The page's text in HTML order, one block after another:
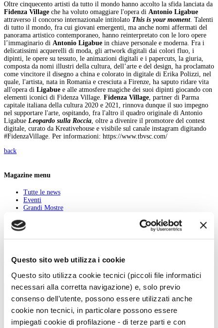
Questo sito web utilizza i cookie
Questo sito utilizza cookie tecnici (piccoli file informatici
necessari alla corretta navigazione) e, solo previo
consenso dell’utente, possono essere utilizzati anche
cookie non tecnici, in particolare possono essere
impiegati cookie di profilazione - di terze parti e con
Oltre cinquecento artisti da tutto il mondo hanno accolto la sfida lanciata da
Fidenza Village che ha voluto omaggiare l'opera di Antonio Ligabue
attraverso il concorso internazionale intitolato This is your moment. Talenti
di tutto il mondo, fra cui giovani emergenti, ma anche nomi affermati del
panorama artistico contemporaneo, hanno reinterpretato con le loro opere
l’immaginario di Antonio Ligabue in chiave personale e moderna. Fra i
delicatissimi acquerelli di moda, gli artwork digitali dai colori fluo, i
dipinti, le opere su tessuto, le animazioni digitali e i papercuts, la giuria,
composta da nomi illustri della cultura, dell’arte e del design, ha proclamato
come vincitore il disegno a china e colorato in digitale di Erika Polizzi, nel
quale, l'artista, nata in Romania e cresciuta a Firenze, ha saputo ridare vita
all'opera di Ligabue e alle atmosfere magiche dei suoi dipinti giocando con
elementi iconici di Fidenza Village. Fidenza Village, partner di Parma
capitale italiana della cultura 2020 e 2021, rinnova dunque il suo impegno
nel supportare l'arte, ospitando, fra l'altro il quadro originale di Antonio
Ligabue Leopardo sulla Roccia, oltre a divenire il promotore del contest
digitale, curato da Kreativehouse e visibile sul canale instagram digitando
#FidenzaVillage. Per informazioni: https://www.tbvsc.com/
back
Magazine menu
Tutte le news
Eventi
Grandi Mostre
In galleria
Cataloghi e libri
Calendario
Scegli la data e imposta i filtri per ottimizzare la tua ricerca